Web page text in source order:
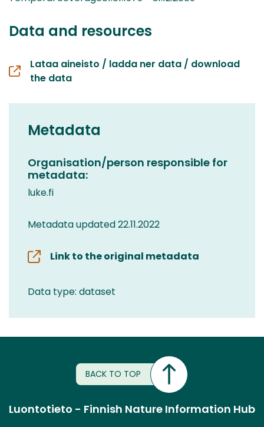
Data and resources
Lataa aineisto / ladda ner data / download
the data
Metadata
Organisation/person responsible for
metadata:
luke.fi
Metadata updated 22.11.2022
Link to the original metadata
Data type: dataset
BACK TO TOP
Luontotieto - Finnish Nature Information Hub